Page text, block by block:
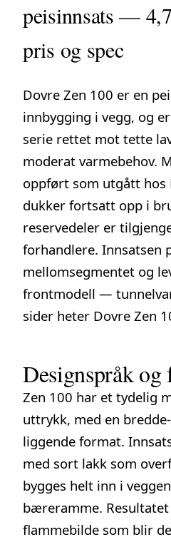
peisinnsats —
pris og spec
Dovre Zen 100 er en
innbygging i vegg, og
serie rettet mot tette
moderat varmebehov.
oppført som utgått hos
dukker fortsatt opp i
reservedeler er
forhandlere. Innsatsen
mellomsegmentet og
frontmodell —
sider heter Dovre Zen
Designspråk
Zen 100 har et tydelig
uttrykk, med en
liggende format.
med sort lakk som
bygges helt inn i
bæreramme.
flammebilde som blir